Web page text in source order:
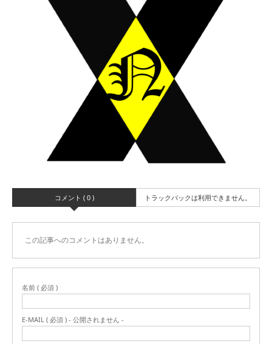
コメント ( 0 ) トラックバックは利用できません。
この記事へのコメントはありません。
名前 ( 必須 )
E-MAIL ( 必須 ) - 公開されません -